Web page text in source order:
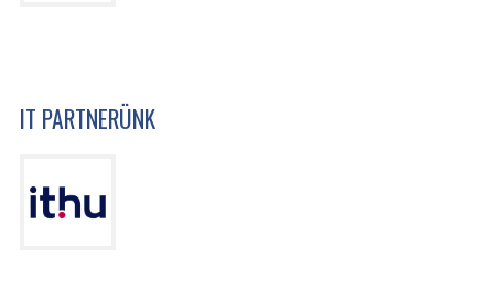
IT PARTNERÜNK